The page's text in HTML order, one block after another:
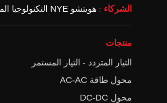
الشركاء : هويتشو NYE التكنولوجيا المحدودة
منتجات
التيار المتردد - التيار المستمر
محول طاقة AC-AC
محول DC-DC